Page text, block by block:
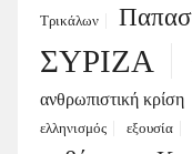
Τρικάλων
ΣΥΡΙΖΑ
ανθρωπιστική κρίση
ελληνισμός
εξουσία